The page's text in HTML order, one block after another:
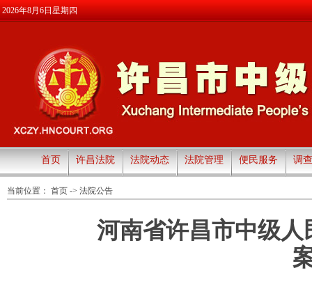
2026年8月6日星期四
首页 许昌法院 法院动态 法院管理 便民服务 调
当前位置： 首页 -> 法院公告
河南省许昌市中级